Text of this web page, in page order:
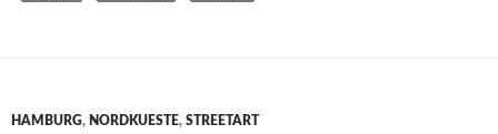
HAMBURG, NORDKUESTE, STREETART